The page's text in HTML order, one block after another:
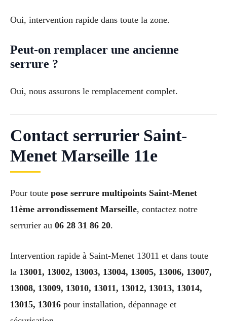
Oui, intervention rapide dans toute la zone.
Peut-on remplacer une ancienne
serrure ?
Oui, nous assurons le remplacement complet.
Contact serrurier Saint-
Menet Marseille 11e
Pour toute pose serrure multipoints Saint-Menet
11ème arrondissement Marseille, contactez notre
serrurier au 06 28 31 86 20.
Intervention rapide à Saint-Menet 13011 et dans toute
la 13001, 13002, 13003, 13004, 13005, 13006, 13007,
13008, 13009, 13010, 13011, 13012, 13013, 13014,
13015, 13016 pour installation, dépannage et